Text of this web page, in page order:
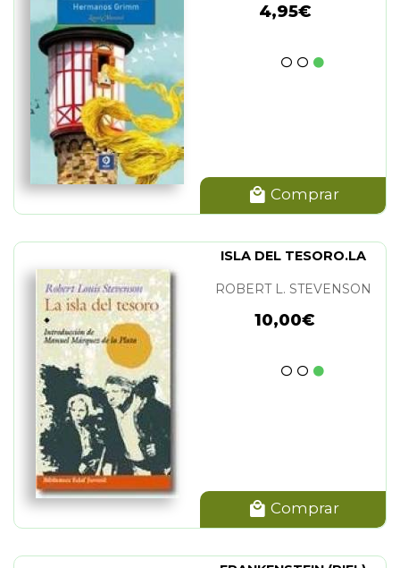
4,95€
Comprar
ISLA DEL TESORO.LA
ROBERT L. STEVENSON
10,00€
Comprar